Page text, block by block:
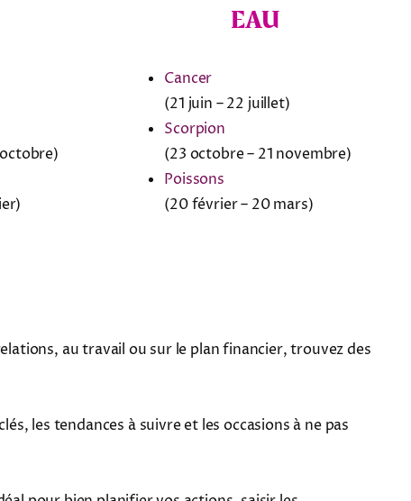
EAU
Cancer
(21 juin – 22 juillet)
Scorpion
(23 octobre – 21 novembre)
Poissons
(20 février – 20 mars)
au travail ou sur le plan financier, trouvez des
les tendances à suivre et les occasions à ne pas